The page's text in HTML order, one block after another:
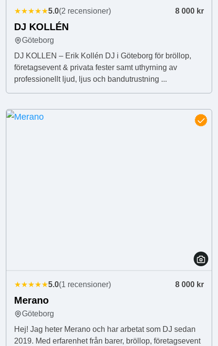
★★★★★5.0(2 recensioner) 8 000 kr
DJ KOLLÉN
Göteborg
DJ KOLLEN – Erik Kollén DJ i Göteborg för bröllop,
företagsevent & privata fester samt uthyrning av
professionellt ljud, ljus och bandutrustning ...
★★★★★5.0(1 recensioner) 8 000 kr
Merano
Göteborg
Hej! Jag heter Merano och har arbetat som DJ sedan
2019. Med erfarenhet från barer, bröllop, företagsevent